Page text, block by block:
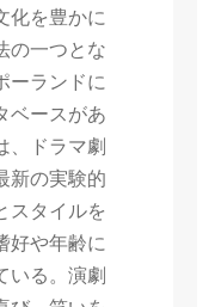
化を豊かに
の一つとな
ーランドに
ベースがあ
、ドラマ劇
新の実験的
スタイルを
好や年齢に
いる。演劇